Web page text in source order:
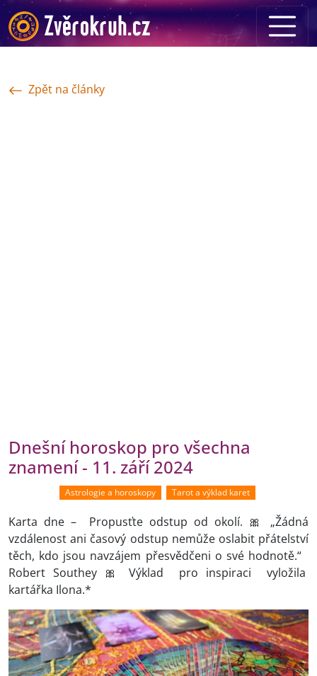
Zpět na články
Dnešní horoskop pro všechna
znamení - 11. září 2024
Astrologie a horoskopy Tarot a výklad karet
Karta dne – Propusťte odstup od okolí. 🎀 „Žádná
vzdálenost ani časový odstup nemůže oslabit přátelství
těch, kdo jsou navzájem přesvědčeni o své hodnotě.“
Robert Southey 🎀 Výklad pro inspiraci vyložila
kartářka Ilona.*